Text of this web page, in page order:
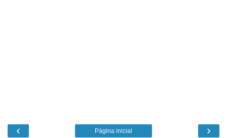
‹ ›
Página inicial